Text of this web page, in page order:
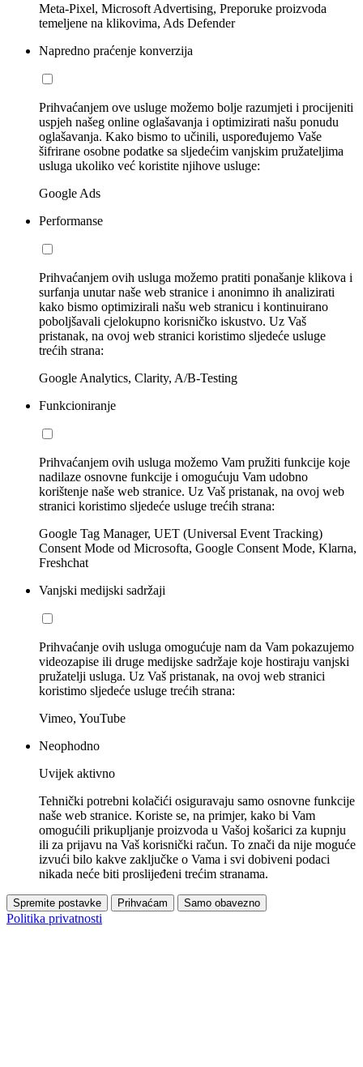
Meta-Pixel, Microsoft Advertising, Preporuke proizvoda
temeljene na klikovima, Ads Defender
Napredno praćenje konverzija
Prihvaćanjem ove usluge možemo bolje razumjeti i procijeniti
uspjeh našeg online oglašavanja i optimizirati našu ponudu
oglašavanja. Kako bismo to učinili, uspoređujemo Vaše
šifrirane osobne podatke sa sljedećim vanjskim pružateljima
usluga ukoliko već koristite njihove usluge:
Google Ads
Performanse
Prihvaćanjem ovih usluga možemo pratiti ponašanje klikova i
surfanja unutar naše web stranice i anonimno ih analizirati
kako bismo optimizirali našu web stranicu i kontinuirano
poboljšavali cjelokupno korisničko iskustvo. Uz Vaš
pristanak, na ovoj web stranici koristimo sljedeće usluge
trećih strana:
Google Analytics, Clarity, A/B-Testing
Funkcioniranje
Prihvaćanjem ovih usluga možemo Vam pružiti funkcije koje
nadilaze osnovne funkcije i omogućuju Vam udobno
korištenje naše web stranice. Uz Vaš pristanak, na ovoj web
stranici koristimo sljedeće usluge trećih strana:
Google Tag Manager, UET (Universal Event Tracking)
Consent Mode od Microsofta, Google Consent Mode, Klarna,
Freshchat
Vanjski medijski sadržaji
Prihvaćanje ovih usluga omogućuje nam da Vam pokazujemo
videozapise ili druge medijske sadržaje koje hostiraju vanjski
pružatelji usluga. Uz Vaš pristanak, na ovoj web stranici
koristimo sljedeće usluge trećih strana:
Vimeo, YouTube
Neophodno
Uvijek aktivno
Tehnički potrebni kolačići osiguravaju samo osnovne funkcije
naše web stranice. Koriste se, na primjer, kako bi Vam
omogućili prikupljanje proizvoda u Vašoj košarici za kupnju
ili za prijavu na Vaš korisnički račun. To znači da nije moguće
izvući bilo kakve zaključke o Vama i svi dobiveni podaci
nikada neće biti proslijeđeni trećim stranama.
Spremite postavke Prihvaćam Samo obavezno
Politika privatnosti